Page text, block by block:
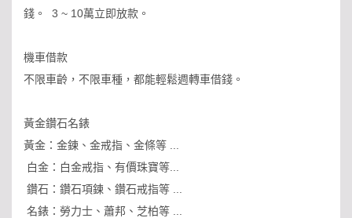
錢。 3 ~ 10萬立即放款。
機車借款
不限車齡，不限車種，都能輕鬆週轉車借錢。
黃金鑽石名錶
黃金：金鍊、金戒指、金條等 ...
白金：白金戒指、有價珠寶等...
鑽石：鑽石項鍊、鑽石戒指等 ...
名錶：勞力士、蕭邦、芝柏等 ...